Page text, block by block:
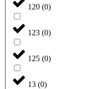
120 (0)
123 (0)
125 (0)
13 (0)